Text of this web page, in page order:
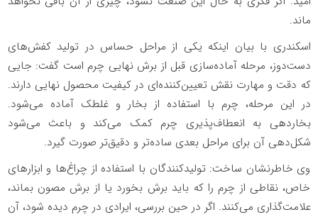
ماند.
اسکندری با بیان اینکه یکی از مراحل حساس در تولید کفش‌های
دست‌دوز، مرحله آماده‌سازی قبل از برش نهایی چرم است گفت: جایی
که دقت و مهارت نقش تعیین‌کننده‌ای در کیفیت محصول نهایی دارند.
در این مرحله، چرم با استفاده از بخار و غلطک آماده می‌شود.
بخاردهی به انعطاف‌پذیری چرم کمک می‌کند و باعث می‌شود
شکل‌دهی آن برای مراحل بعدی ساده‌تر و دقیق‌تر صورت گیرد.
وی خاطرنشان ساخت: تولیدکنندگان با استفاده از چراغ‌ها و ابزارهای
خاص، نقاطی از چرم را که باید برش بخورد یا از برش مصون بماند،
علامت‌گذاری می‌کنند. اگر در حین بررسی، ایرادی در چرم دیده شود، آن